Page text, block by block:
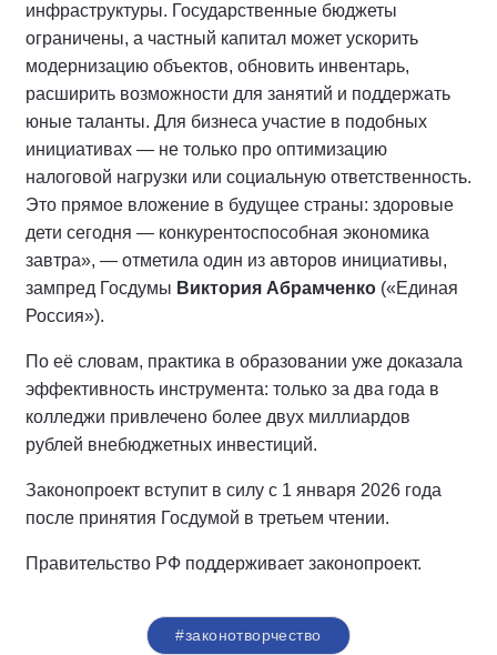
инфраструктуры. Государственные бюджеты
ограничены, а частный капитал может ускорить
модернизацию объектов, обновить инвентарь,
расширить возможности для занятий и поддержать
юные таланты. Для бизнеса участие в подобных
инициативах — не только про оптимизацию
налоговой нагрузки или социальную ответственность.
Это прямое вложение в будущее страны: здоровые
дети сегодня — конкурентоспособная экономика
завтра», — отметила один из авторов инициативы,
зампред Госдумы Виктория Абрамченко («Единая
Россия»).
По её словам, практика в образовании уже доказала
эффективность инструмента: только за два года в
колледжи привлечено более двух миллиардов
рублей внебюджетных инвестиций.
Законопроект вступит в силу с 1 января 2026 года
после принятия Госдумой в третьем чтении.
Правительство РФ поддерживает законопроект.
#законотворчество